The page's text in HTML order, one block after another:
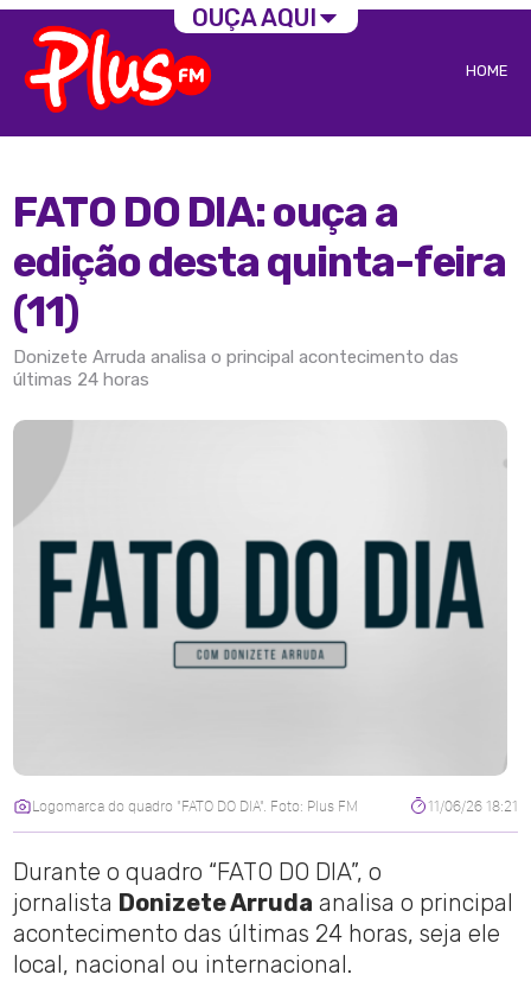
HOME
FATO DO DIA: ouça a
edição desta quinta-feira
(11)
Donizete Arruda analisa o principal acontecimento das
últimas 24 horas
Logomarca do quadro "FATO DO DIA". Foto: Plus FM 11/06/26 18:21
Durante o quadro “FATO DO DIA”, o
jornalista Donizete Arruda analisa o principal
acontecimento das últimas 24 horas, seja ele
local, nacional ou internacional.
OUÇA AQUI